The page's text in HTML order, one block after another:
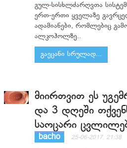
გულ-სისხლძარღვთა
ერთ-ერთი ყველაზე
ადამიანები, რომლებიც
ალკოჰოლზე..
გაეცანი სრულად...
მიირთვით ეს
და 3 დღეში
საოცარი
bacho 25-06-2017, 21:38